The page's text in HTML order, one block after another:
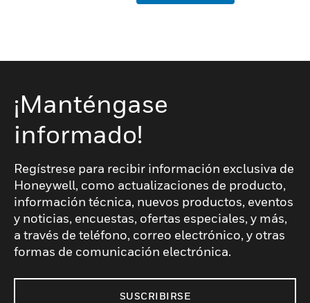
¡Manténgase
informado!
Regístrese para recibir información exclusiva de
Honeywell, como actualizaciones de producto,
información técnica, nuevos productos, eventos
y noticias, encuestas, ofertas especiales, y más,
a través de teléfono, correo electrónico, y otras
formas de comunicación electrónica.
SUSCRIBIRSE